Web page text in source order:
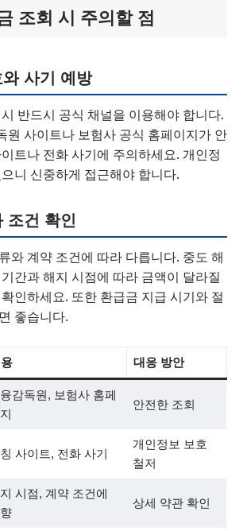
조회 시 주의할 점
사기 예방
반드시 공식 채널을 이용해야 합니다.
원 사이트나 보험사 공식 홈페이지가 안
트나 전화 사기에 주의하세요. 개인정
니 신중하게 접근해야 합니다.
조건 확인
와 계약 조건에 따라 다릅니다. 중도 해
간과 해지 시점에 따라 금액이 달라질
인하세요. 또한 환급금 지급 시기와 절
좋습니다.
대응 방안
감독원, 보험사 홈페
안전한 조회
사이트, 전화 사기
개인정보 보호
철저
시점, 계약 조건에
상세 약관 확인